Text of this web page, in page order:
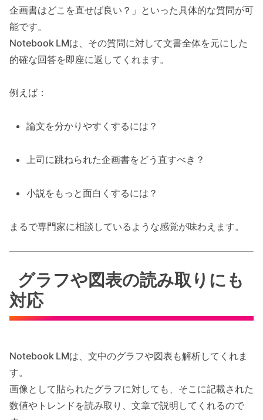
企画書はどこを直せば良い？」といった具体的な質問が可
能です。
Notebook LMは、その質問に対して文書全体を元にした
的確な回答を即座に返してくれます。
例えば：
論文を分かりやすくするには？
上司に跳ねられた企画書をどう直すべき？
小説をもっと面白くするには？
まるで専門家に相談しているような感覚が味わえます。
グラフや図表の読み取りにも
対応
Notebook LMは、文中のグラフや図表も解析してくれま
す。
画像として貼られたグラフに対しても、そこに記載された
数値やトレンドを読み取り、文章で説明してくれるので